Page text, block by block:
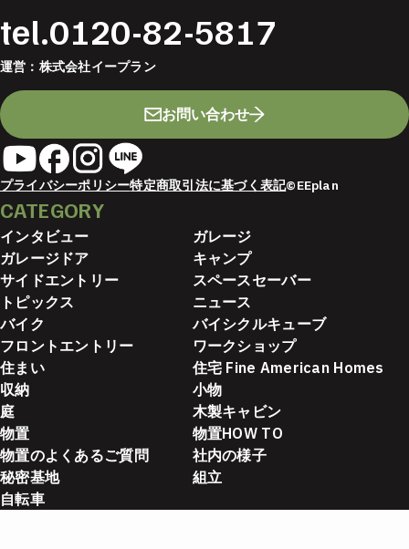
tel.0120-82-5817
運営： 株式会社イープラン
お問い合わせ
プライバシーポリシー特定商取引法に基づく表記©EEplan
CATEGORY
インタビュー
ガレージ
ガレージドア
キャンプ
サイドエントリー
スペースセーバー
トピックス
ニュース
バイク
バイシクルキューブ
フロントエントリー
ワークショップ
住まい
住宅 Fine American Homes
収納
小物
庭
木製キャビン
物置
物置HOW TO
物置のよくあるご質問
社内の様子
秘密基地
組立
自転車